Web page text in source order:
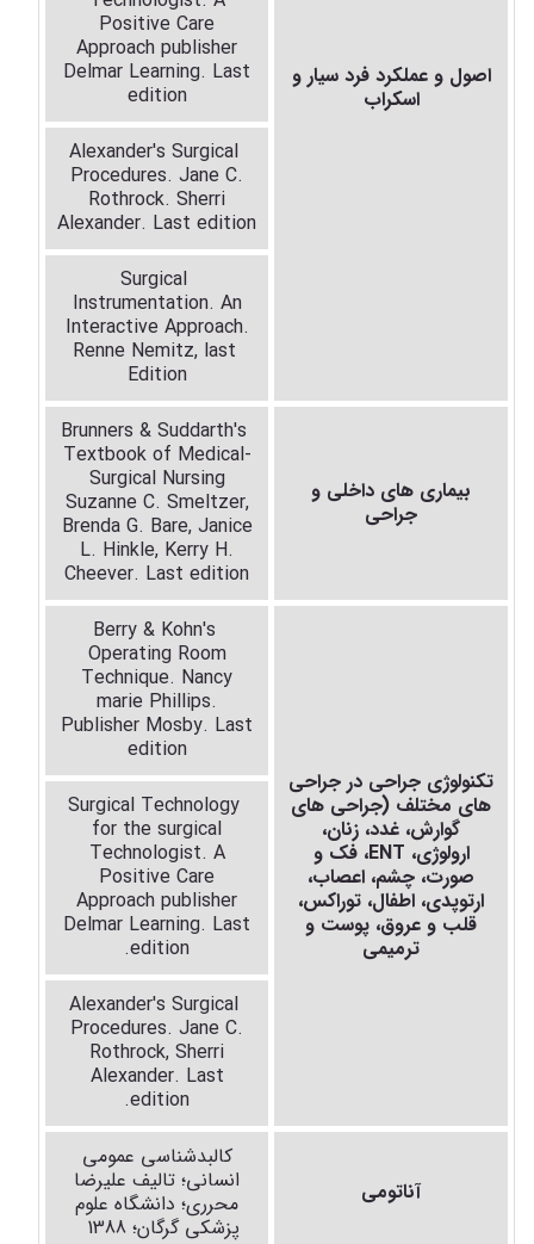
اصول و عملکرد فرد سیار و
اسکراب
Positive Care
Approach publisher
Delmar Learning. Last
edition
Alexander's Surgical
Procedures. Jane C.
Rothrock. Sherri
Alexander. Last edition
Surgical
Instrumentation. An
Interactive Approach.
Renne Nemitz, last
Edition
بیماری های داخلی و
جراحی
Brunners & Suddarth's
Textbook of Medical-
Surgical Nursing
Suzanne C. Smeltzer,
Brenda G. Bare, Janice
L. Hinkle, Kerry H.
Cheever. Last edition
تکنولوژی جراحی در جراحی
های مختلف (جراحی های
گوارش، غدد، زنان،
ارولوژی، ENT، فک و
صورت، چشم، اعصاب،
ارتوپدی، اطفال، توراکس،
قلب و عروق، پوست و
ترمیمی
Berry& Kohn's
Operating Room
Technique. Nancy
marie Phillips.
Publisher Mosby. Last
edition
Surgical Technology
for the surgical
Technologist. A
Positive Care
Approach publisher
Delmar Learning. Last
edition
.
Alexander's Surgical
Procedures. Jane C.
Rothrock, Sherri
Alexander. Last
edition
.
آناتومی
کالبدشناسی عمومی
انسانی؛ تالیف علیرضا
محرری؛ دانشگاه علوم
پزشکی گرگان؛ 1388